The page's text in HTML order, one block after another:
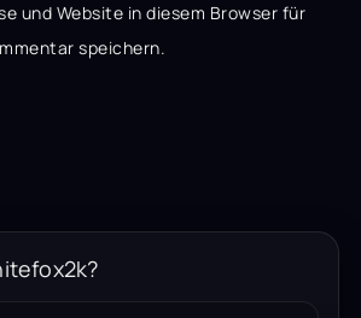
und Website in diesem Browser für
speichern.